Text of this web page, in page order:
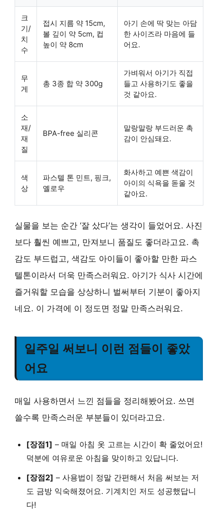
크
기/
치
수
접시 지름 약 15cm,
볼 깊이 약 5cm, 컵
높이 약 8cm
아기 손에 딱 맞는 아담
한 사이즈라 마음에 들
어요.
무
게
총 3종 합 약 300g
가벼워서 아기가 직접
들고 사용하기도 좋을
것 같아요.
소
재/
재
질
BPA-free 실리콘
말랑말랑 부드러운 촉
감이 안심돼요.
색
상
파스텔 톤 민트, 핑크,
옐로우
화사하고 예쁜 색감이
아이의 식욕을 돋울 것
같아요.
실물을 보는 순간 ‘잘 샀다’는 생각이 들었어요. 사진
보다 훨씬 예쁘고, 만져보니 품질도 좋더라고요. 촉
감도 부드럽고, 색감도 아이들이 좋아할 만한 파스
텔톤이라서 더욱 만족스러워요. 아기가 식사 시간에
즐거워할 모습을 상상하니 벌써부터 기분이 좋아지
네요. 이 가격에 이 정도면 정말 만족스러워요.
일주일 써보니 이런 점들이 좋았
어요
매일 사용하면서 느낀 점들을 정리해봤어요. 쓰면
쓸수록 만족스러운 부분들이 있더라고요.
[장점1] – 매일 아침 옷 고르는 시간이 확 줄었어요!
덕분에 여유로운 아침을 맞이하고 있답니다.
[장점2] – 사용법이 정말 간편해서 처음 써보는 저
도 금방 익숙해졌어요. 기계치인 저도 성공했답니
다!